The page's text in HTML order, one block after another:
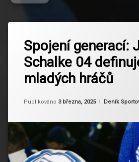
Spojení generací:
Schalke 04
mladých hráčů
Publikováno 3 března, 2025
Od Ruby
Kategorie:
Deník
Cesta do
profesionálního
fotbalu
Fotbal
a
tradice
komentář
na
Spojení
generací:
Jak
dres
04
cestu
hráčů